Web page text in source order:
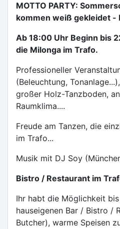
MOTTO PARTY:
kommen weiß gekleidet -
Ab 18:00 Uhr Beginn bis
die Milonga im Trafo.
Professioneller
(Beleuchtung,
großer Holz-Tanzboden,
Raumklima....
Freude am Tanzen, die
im Trafo...
Musik mit DJ Soy
Bistro / Restaurant im
Ihr habt die Möglichkeit
hauseigenen Bar / Bistro /
Butcher), warme Speisen